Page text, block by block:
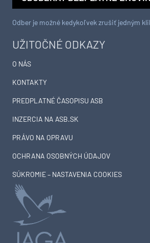
UŽITOČNÉ ODKAZY
O NÁS
KONTAKTY
PREDPLATNÉ ČASOPISU ASB
INZERCIA NA ASB.SK
PRÁVO NA OPRAVU
OCHRANA OSOBNÝCH ÚDAJOV
SÚKROMIE – NASTAVENIA COOKIES
Odber je možné kedykoľvek zrušiť jedným